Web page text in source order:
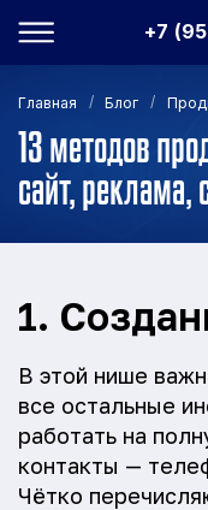
+7
Главная / Блог /
13 методов
сайт, реклама,
1.
В этой нише
все остальные
работать на
контакты —
Чётко